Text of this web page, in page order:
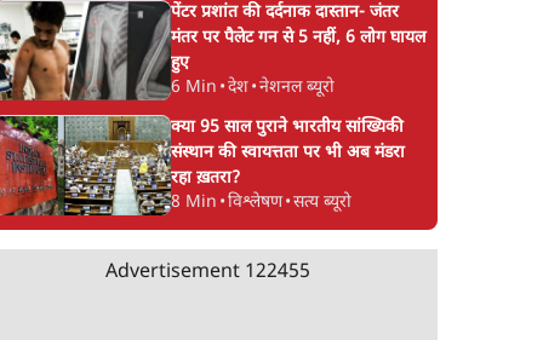
पेंटर प्रशांत की दर्दनाक दास्तान- जंतर
मंतर पर पैलेट गन से 5 नहीं, 6 लोग घायल
हुए
6 Min •देश•नेशनल ब्यूरो
क्या 95 साल पुराने भारतीय सांख्यिकी
संस्थान की स्वायत्तता पर भी अब मंडरा
रहा ख़तरा?
8 Min •विश्लेषण•सत्य ब्यूरो
Advertisement 122455